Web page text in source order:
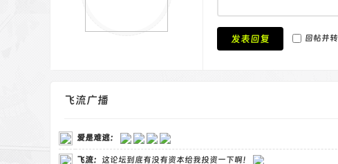
发表回复 回帖并
飞流广播
爱是难逃：
飞流： 这论坛到底有没有资本给我投资一下啊！